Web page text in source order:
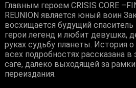
Главным героем CRISIS CORE
REUNION является юный воин
восхищается будущий
герои легенд и любит девушка,
руках судьбу планеты. История
всех подробностях рассказана в
саге, далеко выходящей за
переиздания.